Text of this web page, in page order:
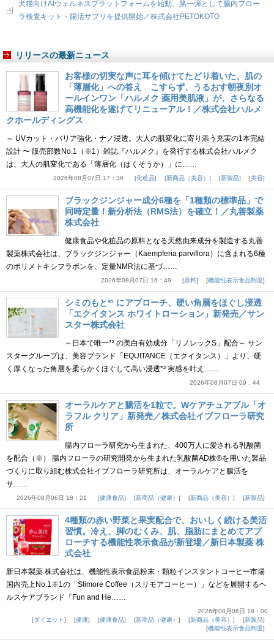
犬猫向けAIウェルネスプラットフォームを始動。第一弾として腸内フロー
ラ検査キット・腸活サプリを提供開始／株式会社PETOKOTO
リリースの最新ニュース
お客様の切実な声に耳を傾けてたどり着いた、肌の
「薄層化」への答え こすらず、うるおす朝夜別オ
ールインワン「ハルメク 薬用美肌液」が、さらなる
高機能化を遂げてリニューアル！／株式会社ハルメ
クホールディングス
～ UVカット・バリア強化・ナノ浸透。大人の肌変化に寄り添う充実の1本完結
設計 〜 販売部数No.1（※1）雑誌『ハルメク』を発行する株式会社ハルメク
は、大人の肌変化である「薄層化（はくそうか）」に……
2026年08月07日 17：36 化粧品 新商品（美容） 新製品 美容
ブラックジンジャー成分6種を「1種類の標準品」で
同時定量！新分析法（RMS法）を確立！／丸善製薬
株式会社
健康食品や化粧品の原料となる天然由来成分を製造する丸善
製薬株式会社は、ブラックジンジャー（Kaempferia parviflora）に含まれる6種
のポリメトキシフラボンを、定量NMR法に基づ……
2026年08月07日 16：49 原料 機能性表示食品制度
シミのもと*¹ にアプローチ、硬い角層をほぐし浸透
「エクイタンス ホワイトローション」新発売／サン
スター株式会社
～日本で唯一*² の美白有効成分「リノレックS」配合～ サン
スターグループは、美容ブランド「EQUITANCE（エクイタンス）」より、硬
く厚くなった角層を柔らかくほぐして高い浸透*³ 実感を叶え……
2026年08月07日 09：44
オーラルケアと腸活を1粒で。Wケアチュアブル「オ
ラフル クリア」新発売／株式会社イブフローラ研究
所
腸内フローラ研究から生まれた、400万人に愛される乳酸菌
を配合（※） 腸内フローラの研究開発から生まれた乳酸菌AD株®を用いた製品
づくりに取り組む株式会社イブフローラ研究所は、オーラルケアと腸活を
サ……
2026年08月06日 18：21 健康食品 新商品（健康） 新商品（美容） 新製品
4種類の赤い野菜と果実配合で、おいしく続ける美活
習慣。冷え、脚のむくみ、肌、脂肪にまとめてアプ
ローチする機能性表示食品が新登場／新日本製薬 株
式会社
新日本製薬 株式会社は、機能性表示食品粉末・顆粒インスタントコーヒー市場
国内売上No.1※1の「Slimore Coffee（スリモアコーヒー）」などを展開するヘ
ルスケアブランド『Fun and He……
2026年08月06日 18：00
ダイエット
健康 健康食品 新商品（健康） 新商品（美容）
新製品
機能性表示食品制度